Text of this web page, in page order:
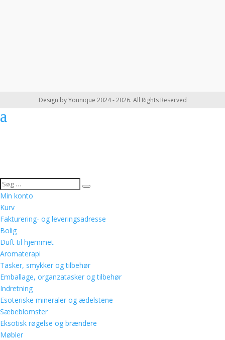
Design by Younique 2024 - 2026. All Rights Reserved
Min konto
Kurv
Fakturering- og leveringsadresse
Bolig
Duft til hjemmet
Aromaterapi
Tasker, smykker og tilbehør
Emballage, organzatasker og tilbehør
Indretning
Esoteriske mineraler og ædelstene
Sæbeblomster
Eksotisk røgelse og brændere
Møbler